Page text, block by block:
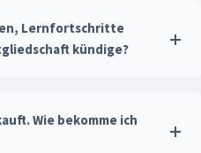
Lernfortschritte
kündige?
Wie bekomme ich